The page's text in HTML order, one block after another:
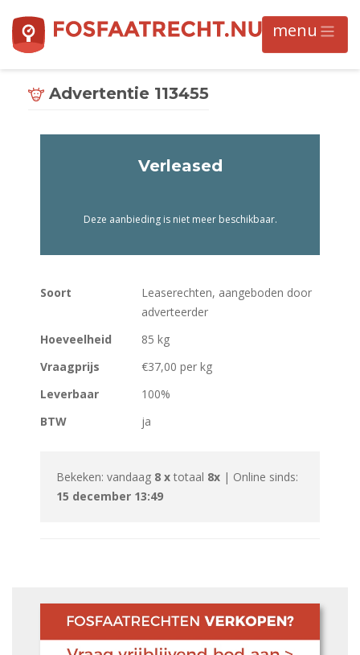
Advertentie 113455
Soort
Leaserechten, aangeboden door
adverteerder
Hoeveelheid
85 kg
Vraagprijs
€37,00 per kg
Leverbaar
100%
BTW
ja
Bekeken: vandaag 8 x totaal 8x | Online sinds:
15 december 13:49
Verleased
Deze aanbieding is niet meer beschikbaar.